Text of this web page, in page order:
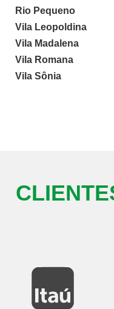
Rio Pequeno
Vila Leopoldina
Vila Madalena
Vila Romana
Vila Sônia